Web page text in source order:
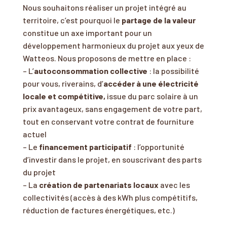
Nous souhaitons réaliser un projet intégré au
territoire, c’est pourquoi le partage de la valeur
constitue un axe important pour un
développement harmonieux du projet aux yeux de
Watteos. Nous proposons de mettre en place :
– L’autoconsommation collective : la possibilité
pour vous, riverains, d’accéder à une électricité
locale et compétitive, issue du parc solaire à un
prix avantageux, sans engagement de votre part,
tout en conservant votre contrat de fourniture
actuel
– Le financement participatif : l’opportunité
d’investir dans le projet, en souscrivant des parts
du projet
– La création de partenariats locaux avec les
collectivités (accès à des kWh plus compétitifs,
réduction de factures énergétiques, etc.)